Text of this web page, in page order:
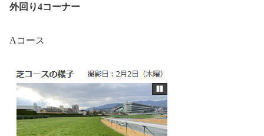
外回り4コーナー
Aコース